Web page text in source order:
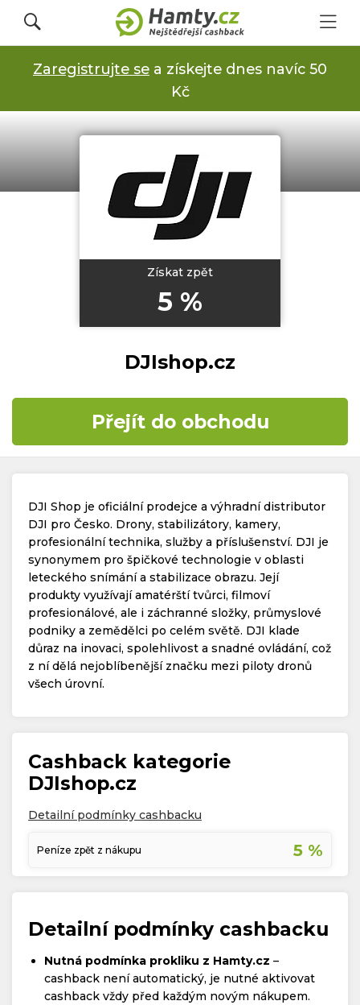
Přihlásit se
Registrovat
Obchody
Časté dotazy
Kontakt
Copyright © 2019 - 2026. Všechna práva vyhrazena.
Zaregistrujte se a získejte dnes navíc 50
Kč
Získat zpět
5 %
DJIshop.cz
Přejít do obchodu
DJI Shop je oficiální prodejce a výhradní distributor
DJI pro Česko. Drony, stabilizátory, kamery,
profesionální technika, služby a příslušenství. DJI je
synonymem pro špičkové technologie v oblasti
leteckého snímání a stabilizace obrazu. Její
produkty využívají amatérští tvůrci, filmoví
profesionálové, ale i záchranné složky, průmyslové
podniky a zemědělci po celém světě. DJI klade
důraz na inovaci, spolehlivost a snadné ovládání, což
z ní dělá nejoblíbenější značku mezi piloty dronů
všech úrovní.
Cashback kategorie
DJIshop.cz
Detailní podmínky cashbacku
Peníze zpět z nákupu 5 %
Detailní podmínky cashbacku
Nutná podmínka prokliku z Hamty.cz –
cashback není automatický, je nutné aktivovat
cashback vždy před každým novým nákupem.